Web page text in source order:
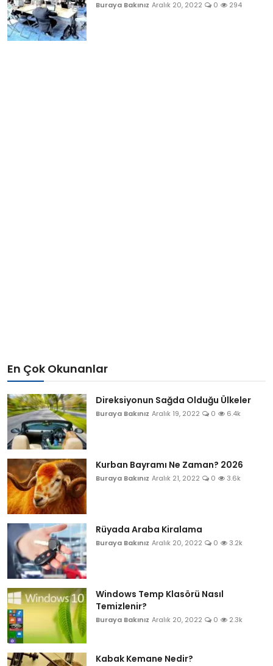
Buraya Bakınız Aralık 20, 2022 0 294
En Çok Okunanlar
Direksiyonun Sağda Olduğu Ülkeler
Buraya Bakınız Aralık 19, 2022 0 6.4k
Kurban Bayramı Ne Zaman? 2026
Buraya Bakınız Aralık 21, 2022 0 3.6k
Rüyada Araba Kiralama
Buraya Bakınız Aralık 20, 2022 0 3.2k
Windows Temp Klasörü Nasıl
Temizlenir?
Buraya Bakınız Aralık 20, 2022 0 2.3k
Kabak Kemane Nedir?